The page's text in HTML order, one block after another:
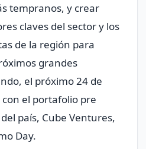
tempranos, y crear
claves del sector y los
de la región para
grandes
el próximo 24 de
el portafolio pre
país, Cube Ventures,
Day.